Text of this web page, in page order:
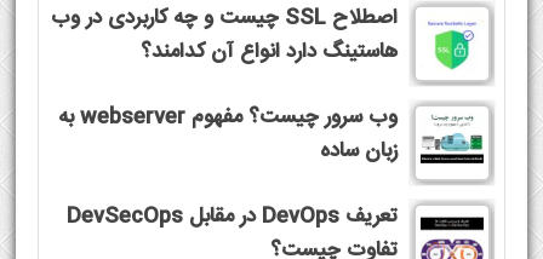
اصطلاح SSL چیست و چه کاربردی در وب
هاستینگ دارد انواع آن کدامند؟
وب سرور چیست؟ مفهوم webserver به
زبان ساده
تعریف DevOps در مقابل DevSecOps
تفاوت چیست؟